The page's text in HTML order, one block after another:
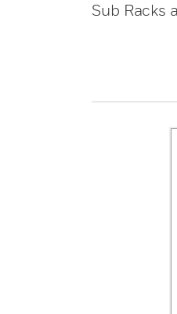
Sub Racks